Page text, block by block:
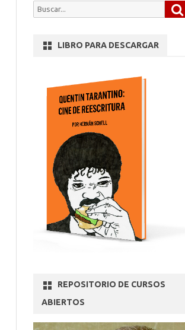
Buscar
LIBRO PARA DESCARGAR
REPOSITORIO DE CURSOS
ABIERTOS